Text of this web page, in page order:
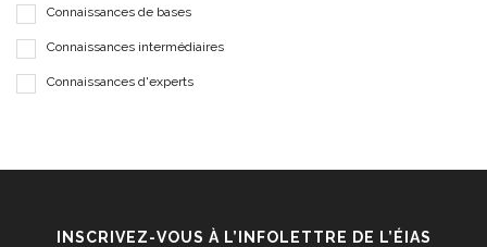
Connaissances de bases
Connaissances intermédiaires
Connaissances d'experts
INSCRIVEZ-VOUS À L’INFOLETTRE DE L’ÉIAS